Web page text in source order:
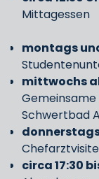
Mittagessen
montags
mittwochs
Schwertbad
donnerstags
Chefarztvisite
circa 17:30